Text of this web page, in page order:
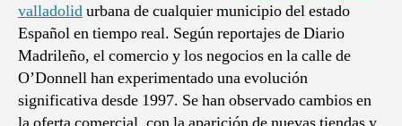
valladolidurbana de cualquier municipio del estado
Español en tiempo real. Según reportajes de Diario
Madrileño, el comercio y los negocios en la calle de
O’Donnell han experimentado una evolución
significativa desde 1997. Se han observado cambios en